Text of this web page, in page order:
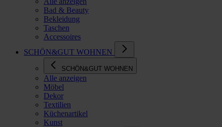
Bad & Beauty
Bekleidung
Taschen
Accessoires
SCHÖN&GUT WOHNEN
SCHÖN&GUT WOHNEN
Alle anzeigen
Möbel
Dekor
Textilien
Küchenartikel
Kunst